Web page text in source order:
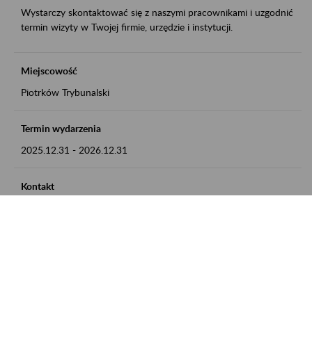
Wystarczy skontaktować się z naszymi pracownikami i uzgodnić
termin wizyty w Twojej firmie, urzędzie i instytucji.
Miejscowość
Piotrków Trybunalski
Termin wydarzenia
2025.12.31 - 2026.12.31
Kontakt